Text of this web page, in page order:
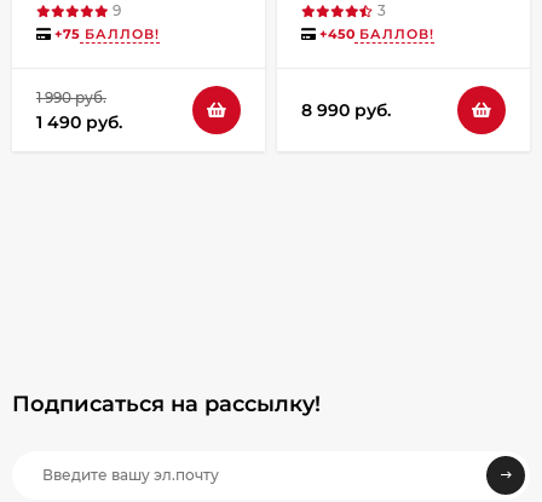
9
+75 БАЛЛОВ!
1 990 руб.
1 490 руб.
3
+450 БАЛЛОВ!
8 990 руб.
Подписаться на рассылкy!